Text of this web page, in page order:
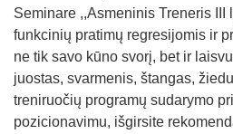
Seminare ,,Asmeninis Treneris III
funkcinių pratimų regresijomis ir
ne tik savo kūno svorį, bet ir
juostas, svarmenis, štangas,
treniruočių programų sudarymo
pozicionavimu, išgirsite